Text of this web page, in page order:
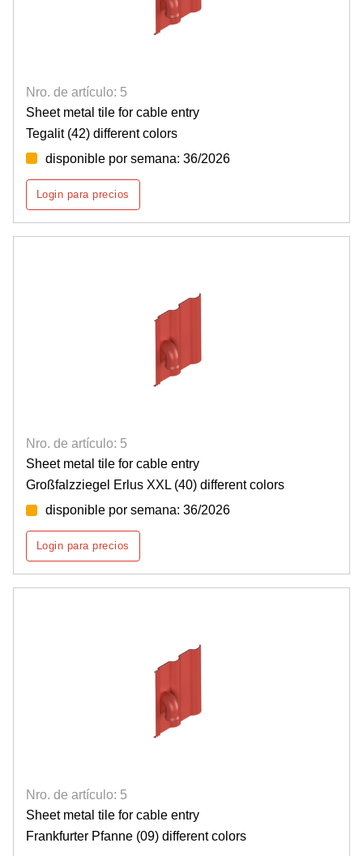
Nro. de artículo: 5
Sheet metal tile for cable entry
Tegalit (42) different colors
disponible por semana: 36/2026
Login para precios
Nro. de artículo: 5
Sheet metal tile for cable entry
Großfalzziegel Erlus XXL (40) different colors
disponible por semana: 36/2026
Login para precios
Nro. de artículo: 5
Sheet metal tile for cable entry
Frankfurter Pfanne (09) different colors